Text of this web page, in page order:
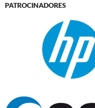
PATROCINADORES